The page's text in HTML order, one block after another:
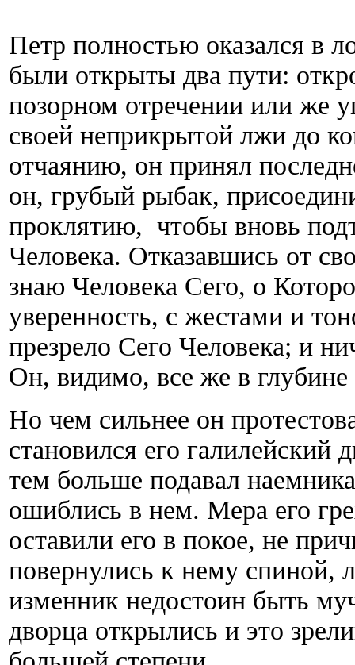
Петр полностью оказался в
были открыты два пути:
позорном отречении или же
своей неприкрытой лжи до
отчаянию, он принял
он, грубый рыбак,
проклятию, чтобы вновь
Человека. Отказавшись от
знаю Человека Сего, о
уверенность, с жестами и
презрело Сего Человека; и
Он, видимо, все же в
Но чем сильнее он
становился его галилейский
тем больше подавал
ошиблись в нем. Мера его
оставили его в покое, не
повернулись к нему спиной,
изменник недостоин быть
дворца открылись и это